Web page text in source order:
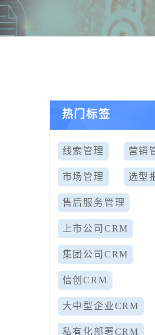
热门标签
线索管理 营销
市场管理 选型
售后服务管理
上市公司CRM
集团公司CRM
信创CRM
大中型企业CRM
私有化部署CRM